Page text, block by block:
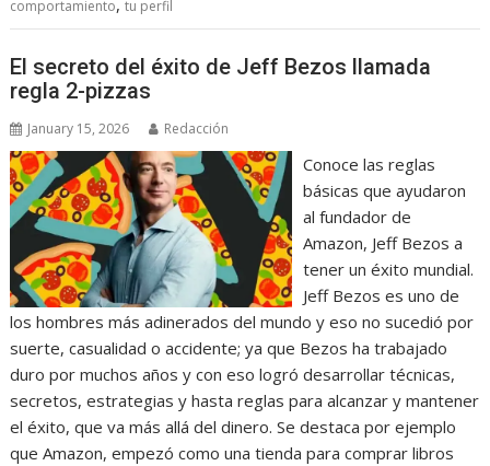
comportamiento,tu perfil
El secreto del éxito de Jeff Bezos llamada
regla 2-pizzas
January 15, 2026 Redacción
Conoce las reglas
básicas que ayudaron
al fundador de
Amazon, Jeff Bezos a
tener un éxito mundial.
Jeff Bezos es uno de
los hombres más adinerados del mundo y eso no sucedió por
suerte, casualidad o accidente; ya que Bezos ha trabajado
duro por muchos años y con eso logró desarrollar técnicas,
secretos, estrategias y hasta reglas para alcanzar y mantener
el éxito, que va más allá del dinero. Se destaca por ejemplo
que Amazon, empezó como una tienda para comprar libros